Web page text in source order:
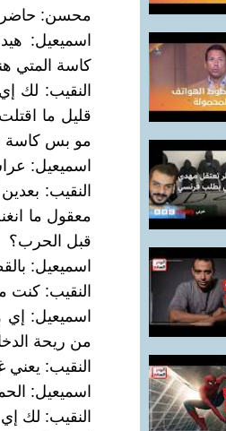
محسن:
اسميعيل:
كاسة المتي
النقيب: لك
قليل ما
مو بس كاسة
اسميعيل:
النقيب:
معقول ما
قبل الحرب؟
اسميعيل:
النقيب: كنت
اسميعيل:
من ريحة
النقيب:
اسميعيل:
النقيب: لك